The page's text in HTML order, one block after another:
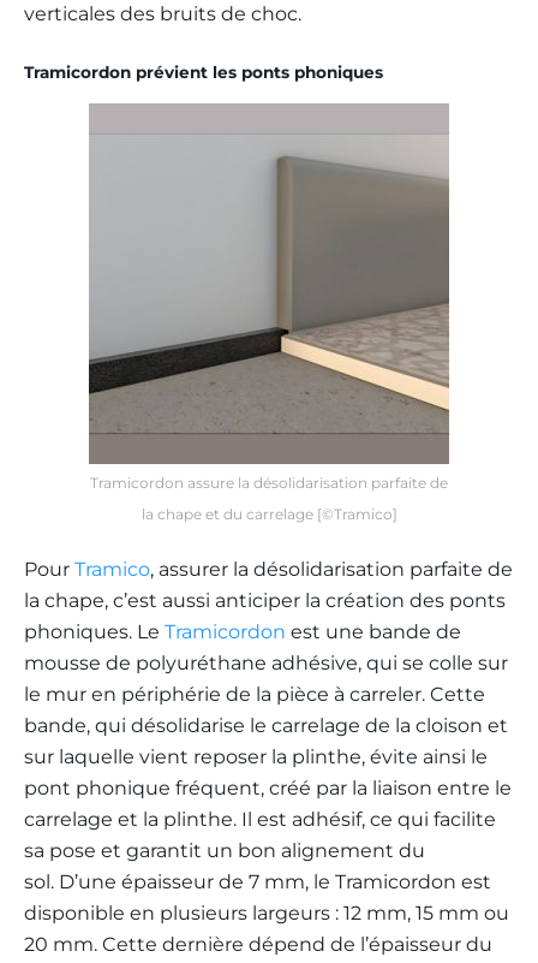
verticales des bruits de choc.
Tramicordon prévient les ponts phoniques
Tramicordon assure la désolidarisation parfaite de
la chape et du carrelage [©Tramico]
Pour Tramico, assurer la désolidarisation parfaite de
la chape, c’est aussi anticiper la création des ponts
phoniques. Le Tramicordon est une bande de
mousse de polyuréthane adhésive, qui se colle sur
le mur en périphérie de la pièce à carreler. Cette
bande, qui désolidarise le carrelage de la cloison et
sur laquelle vient reposer la plinthe, évite ainsi le
pont phonique fréquent, créé par la liaison entre le
carrelage et la plinthe. Il est adhésif, ce qui facilite
sa pose et garantit un bon alignement du
sol. D’une épaisseur de 7 mm, le Tramicordon est
disponible en plusieurs largeurs : 12 mm, 15 mm ou
20 mm. Cette dernière dépend de l’épaisseur du